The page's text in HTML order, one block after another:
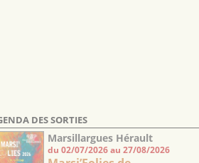
DES SORTIES
Marsillargues Hérault
du 02/07/2026 au 27/08/2026